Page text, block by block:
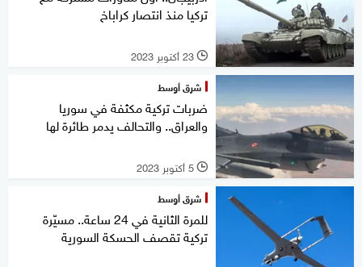
تركيا منذ انتصار كراباخ
l 23 أكتوبر 2023
شرق أوسط
ضربات تركية مكثفة في سوريا
والعراق.. والتحالف يدمر طائرة لها
l 5 أكتوبر 2023
شرق أوسط
للمرة الثانية في 24 ساعة.. مسيّرة
تركية تقصف الحسكة السورية